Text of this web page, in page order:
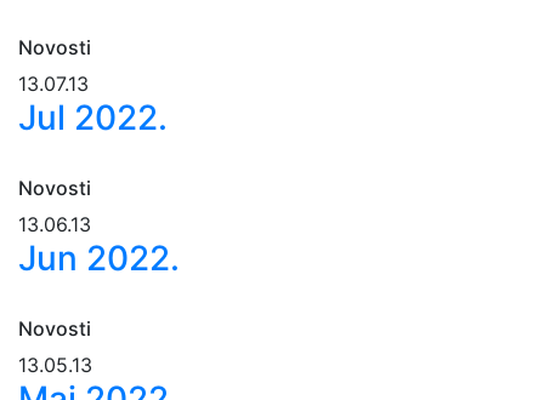
Novosti
13.07.13
Jul 2022.
Novosti
13.06.13
Jun 2022.
Novosti
13.05.13